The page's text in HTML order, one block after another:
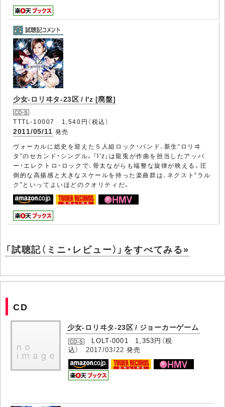
少女-ロリヰタ-23区 / I'z [廃盤]
TTTL-10007 1,540円（税込）
2011/05/11 発売
ヴォーカルに総史を迎えた５人組ロック・バンド、新生“ロリヰ
タ”のセカンド・シングル。「I'z」は龍兎が作曲を担当したアッパ
ー・エレクトロ・ロックで、骨太ながらも端整な旋律が映える。圧
倒的な高揚感と大きなスケールを持った楽曲群は、ネクスト“ラル
ク”といってよいほどのクオリティだ。
「試聴記（ミニ・レビュー）」をすべてみる»
CD
少女-ロリヰタ-23区 / ジョーカーゲーム
LOLT-0001 1,353円（税
込） 2017/03/22 発売